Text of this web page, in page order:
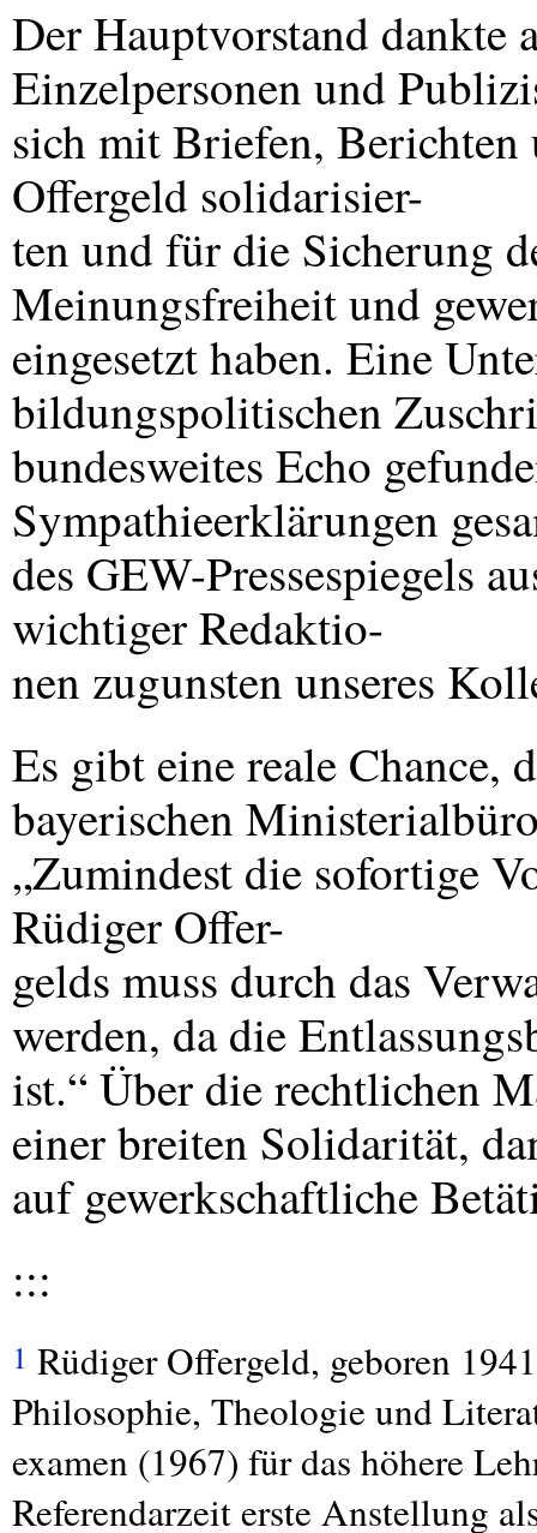
Der Hauptvorstand dankte
Einzelpersonen und
sich mit Briefen,
Offergeld solidarisier-
ten und für die Sicherung
Meinungsfreiheit und
eingesetzt haben. Eine
bildungspolitischen
bundesweites Echo
Sympathieerklärungen
des GEW-Pressespiegels
wichtiger Redaktio-
nen zugunsten unseres
Es gibt eine reale Chance,
bayerischen
„Zumindest die sofortige
Rüdiger Offer-
gelds muss durch das
werden, da die
ist.“ Über die rechtlichen
einer breiten Solidarität,
auf gewerkschaftliche
:::
1 Rüdiger Offergeld, geboren
Philosophie, Theologie und
examen (1967) für das höhere
Referendarzeit erste Anstellung